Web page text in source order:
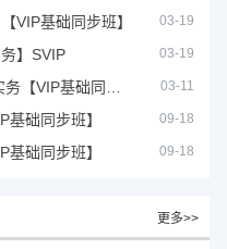
VIP基础同步班】 03-19
】SVIP 03-19
03-11
础同步班】 09-18
础同步班】 09-18
更多>>